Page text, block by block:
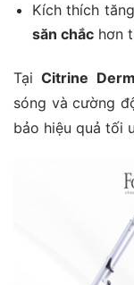
Kích thích
săn chắchơn
TạiCitrine
sóng và cường
bảo hiệu quả tối